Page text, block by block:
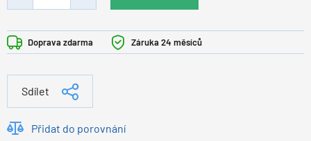
Doprava zdarma Záruka 24 měsíců
Sdílet
Přidat do porovnání